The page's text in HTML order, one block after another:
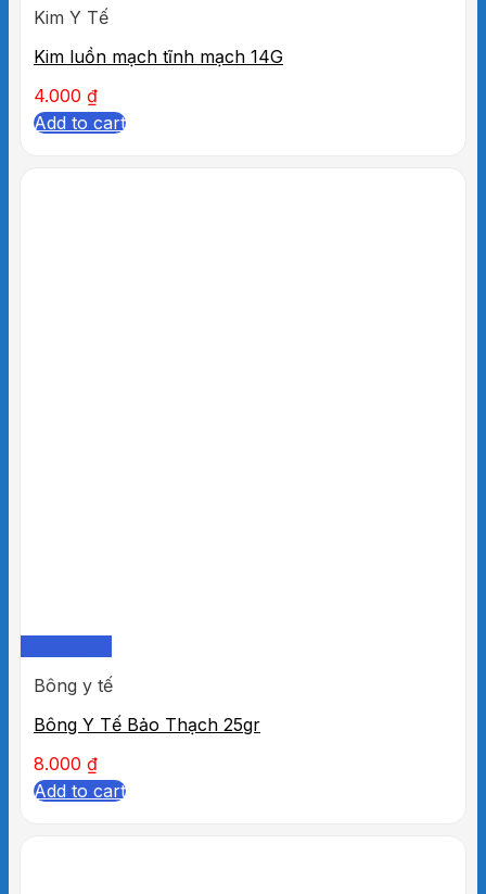
Kim Y Tế
Kim luồn mạch tĩnh mạch 14G
4.000 ₫
Add to cart
Bông y tế
Bông Y Tế Bảo Thạch 25gr
8.000 ₫
Add to cart